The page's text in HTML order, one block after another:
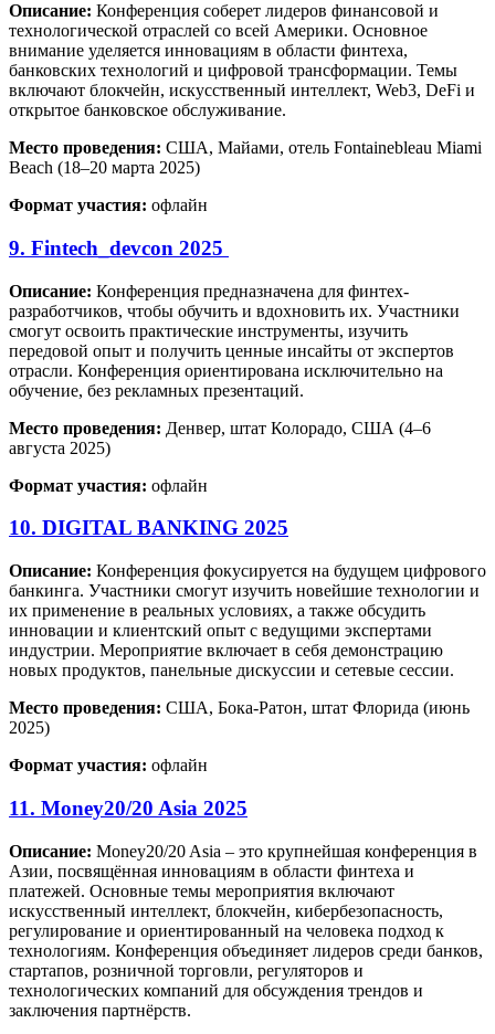
Описание: Конференция соберет лидеров финансовой и
технологической отраслей со всей Америки. Основное
внимание уделяется инновациям в области финтеха,
банковских технологий и цифровой трансформации. Темы
включают блокчейн, искусственный интеллект, Web3, DeFi и
открытое банковское обслуживание.
Место проведения: США, Майами, отель Fontainebleau Miami
Beach (18–20 марта 2025)
Формат участия: офлайн
9. Fintech_devcon 2025
Описание: Конференция предназначена для финтех-
разработчиков, чтобы обучить и вдохновить их. Участники
смогут освоить практические инструменты, изучить
передовой опыт и получить ценные инсайты от экспертов
отрасли. Конференция ориентирована исключительно на
обучение, без рекламных презентаций.
Место проведения: Денвер, штат Колорадо, США (4–6
августа 2025)
Формат участия: офлайн
10. DIGITAL BANKING 2025
Описание: Конференция фокусируется на будущем цифрового
банкинга. Участники смогут изучить новейшие технологии и
их применение в реальных условиях, а также обсудить
инновации и клиентский опыт с ведущими экспертами
индустрии. Мероприятие включает в себя демонстрацию
новых продуктов, панельные дискуссии и сетевые сессии.
Место проведения: США, Бока-Ратон, штат Флорида (июнь
2025)
Формат участия: офлайн
11. Money20/20 Asia 2025
Описание: Money20/20 Asia – это крупнейшая конференция в
Азии, посвящённая инновациям в области финтеха и
платежей. Основные темы мероприятия включают
искусственный интеллект, блокчейн, кибербезопасность,
регулирование и ориентированный на человека подход к
технологиям. Конференция объединяет лидеров среди банков,
стартапов, розничной торговли, регуляторов и
технологических компаний для обсуждения трендов и
заключения партнёрств.